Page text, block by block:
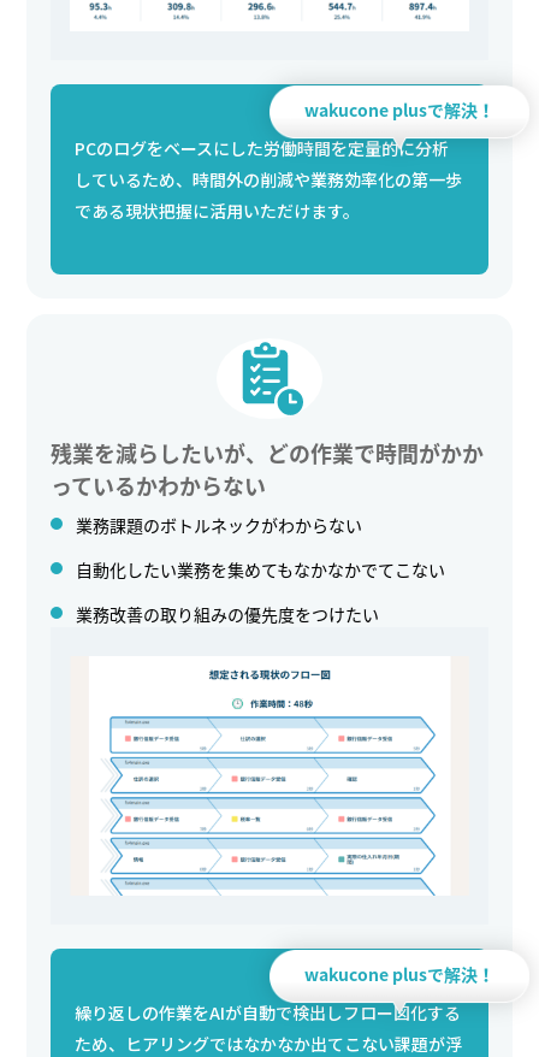
wakucone plusで解決！
PCのログをベースにした労働時間を定量的に分析
しているため、時間外の削減や業務効率化の第一歩
である現状把握に活用いただけます。
残業を減らしたいが、どの作業で時間がかか
っているかわからない
業務課題のボトルネックがわからない
自動化したい業務を集めてもなかなかでてこない
業務改善の取り組みの優先度をつけたい
wakucone plusで解決！
繰り返しの作業をAIが自動で検出しフロー図化する
ため、ヒアリングではなかなか出てこない課題が浮